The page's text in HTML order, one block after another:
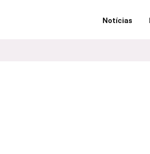
Notícias